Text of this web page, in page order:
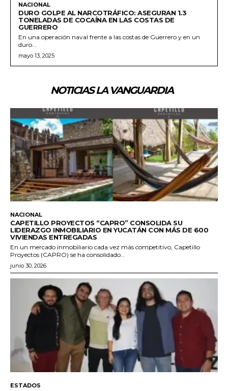
NACIONAL
DURO GOLPE AL NARCOTRÁFICO: ASEGURAN 1.3
TONELADAS DE COCAÍNA EN LAS COSTAS DE
GUERRERO
En una operación naval frente a las costas de Guerrero y en un
duro...
mayo 13, 2025
NOTICIAS LA VANGUARDIA
NACIONAL
CAPETILLO PROYECTOS “CAPRO” CONSOLIDA SU
LIDERAZGO INMOBILIARIO EN YUCATÁN CON MÁS DE 600
VIVIENDAS ENTREGADAS
En un mercado inmobiliario cada vez más competitivo, Capetillo
Proyectos (CAPRO) se ha consolidado...
junio 30, 2026
ESTADOS